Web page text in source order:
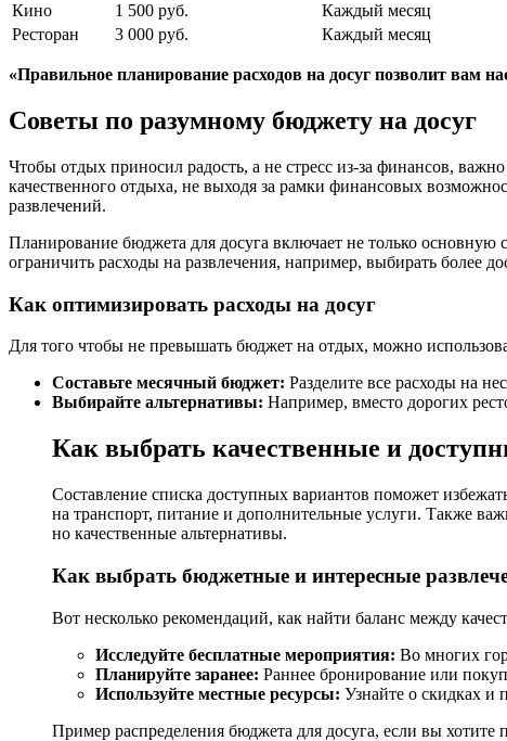
Кино
1 500 руб.
Каждый месяц
Ресторан
3 000 руб. Каждый месяц
«Правильное планирование расходов на досуг позволит вам
Советы по разумному бюджету на досуг
Чтобы отдых приносил радость, а не стресс из-за финансов,
качественного отдыха, не выходя за рамки финансовых
развлечений.
Планирование бюджета для досуга включает не только
ограничить расходы на развлечения, например, выбирать более
Как оптимизировать расходы на досуг
Для того чтобы не превышать бюджет на отдых, можно
Составьте месячный бюджет: Разделите все расходы на
Выбирайте альтернативы: Например, вместо дорогих
Как выбрать качественные и
Составление списка доступных вариантов поможет
на транспорт, питание и дополнительные услуги. Также
но качественные альтернативы.
Как выбрать бюджетные и интересные
Вот несколько рекомендаций, как найти баланс между
Исследуйте бесплатные мероприятия: Во многих
Планируйте заранее: Раннее бронирование или
Используйте местные ресурсы: Узнайте о скидках и
Пример распределения бюджета для досуга, если вы хотите